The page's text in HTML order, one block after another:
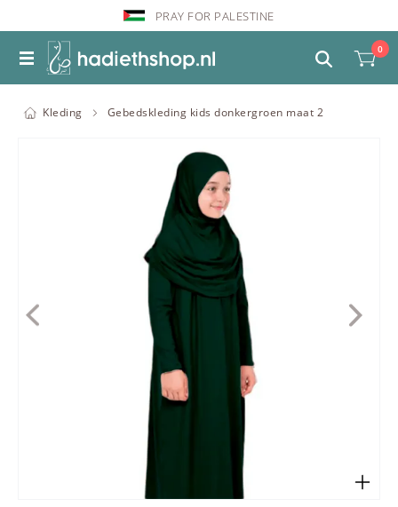
PRAY FOR PALESTINE
0
Kleding Gebedskleding kids donkergroen maat 2